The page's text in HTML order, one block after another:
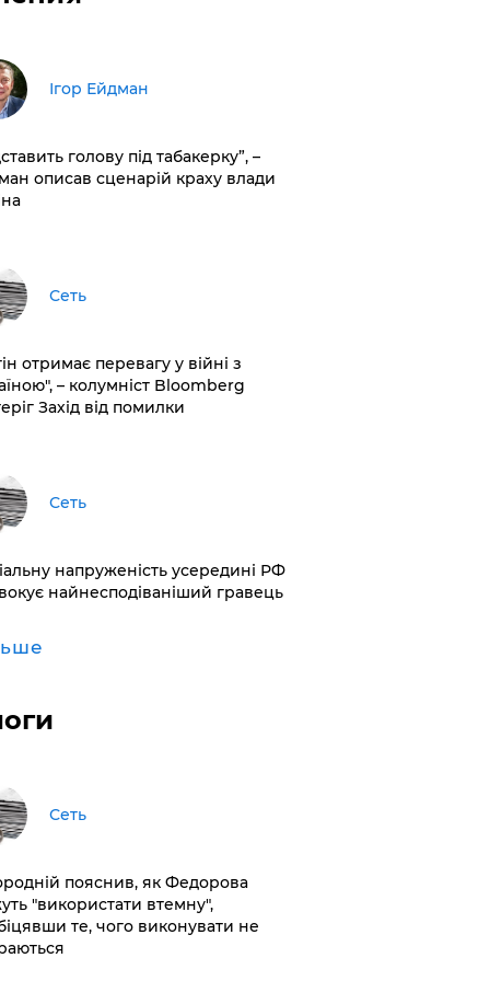
Ігор Ейдман
голову під табакерку”, –
описав сценарій краху влади
Сеть
отримає перевагу у війні з
– колумніст Bloomberg
Захід від помилки
Сеть
напруженість усередині РФ
найнесподіваніший гравець
Сеть
пояснив, як Федорова
"використати втемну",
те, чого виконувати не